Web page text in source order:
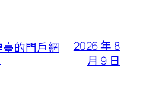
的門戶網
2026 年 8
月 9 日